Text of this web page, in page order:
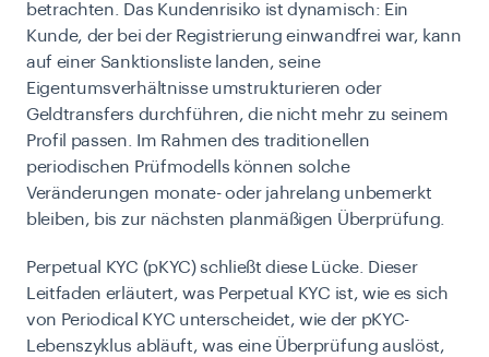
betrachten. Das Kundenrisiko ist dynamisch: Ein
Kunde, der bei der Registrierung einwandfrei war, kann
auf einer Sanktionsliste landen, seine
Eigentumsverhältnisse umstrukturieren oder
Geldtransfers durchführen, die nicht mehr zu seinem
Profil passen. Im Rahmen des traditionellen
periodischen Prüfmodells können solche
Veränderungen monate- oder jahrelang unbemerkt
bleiben, bis zur nächsten planmäßigen Überprüfung.
Perpetual KYC (pKYC) schließt diese Lücke. Dieser
Leitfaden erläutert, was Perpetual KYC ist, wie es sich
von Periodical KYC unterscheidet, wie der pKYC-
Lebenszyklus abläuft, was eine Überprüfung auslöst,